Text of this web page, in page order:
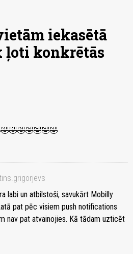
iekasētā
ļoti konkrētās
labi un atbilstoši, savukārt Mobilly
pat pēc visiem push notifications
nav pat atvainojies. Kā tādam uzticēt